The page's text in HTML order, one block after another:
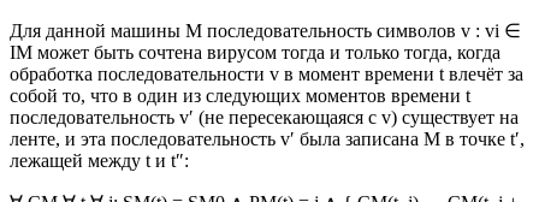
Для данной машины M последовательность символов v : vi ∈
IM может быть сочтена вирусом тогда и только тогда, когда
обработка последовательности v в момент времени t влечёт за
собой то, что в один из следующих моментов времени t
последовательность v′ (не пересекающаяся с v) существует на
ленте, и эта последовательность v′ была записана M в точке t′,
лежащей между t и t″: